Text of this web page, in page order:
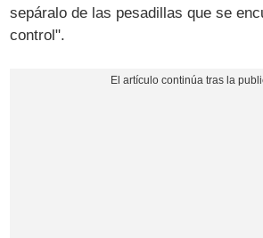
sepáralo de las pesadillas que se
control".